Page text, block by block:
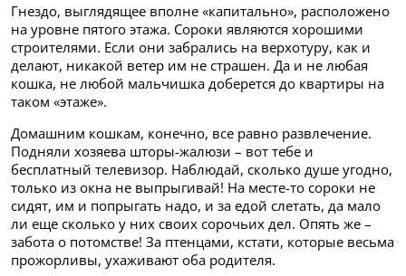
Гнездо, выглядящее вполне «капитально», расположено
на уровне пятого этажа. Сороки являются хорошими
строителями. Если они забрались на верхотуру, как и
делают, никакой ветер им не страшен. Да и не любая
кошка, не любой мальчишка доберется до квартиры на
таком «этаже».
Домашним кошкам, конечно, все равно развлечение.
Подняли хозяева шторы-жалюзи – вот тебе и
бесплатный телевизор. Наблюдай, сколько душе угодно,
только из окна не выпрыгивай! На месте-то сороки не
сидят, им и попрыгать надо, и за едой слетать, да мало
ли еще сколько у них своих сорочьих дел. Опять же –
забота о потомстве! За птенцами, кстати, которые весьма
прожорливы, ухаживают оба родителя.